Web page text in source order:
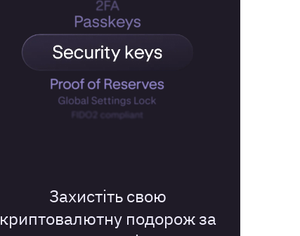
Захистіть свою
криптовалютну подорож за